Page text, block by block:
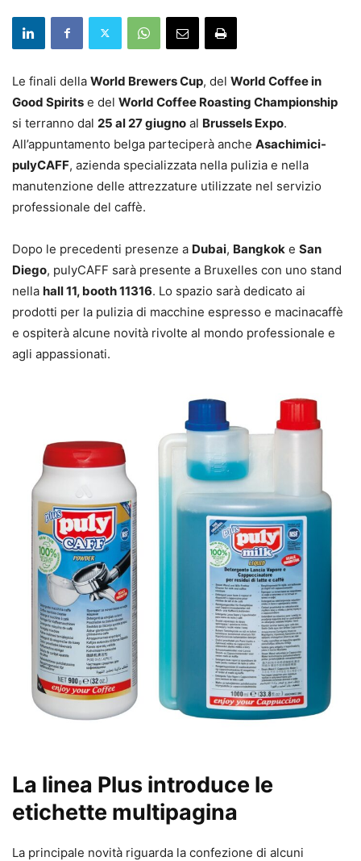
Le finali della World Brewers Cup, del World Coffee in
Good Spirits e del World Coffee Roasting Championship
si terranno dal 25 al 27 giugno al Brussels Expo.
All’appuntamento belga parteciperà anche Asachimici-
pulyCAFF, azienda specializzata nella pulizia e nella
manutenzione delle attrezzature utilizzate nel servizio
professionale del caffè.
Dopo le precedenti presenze a Dubai, Bangkok e San
Diego, pulyCAFF sarà presente a Bruxelles con uno stand
nella hall 11, booth 11316. Lo spazio sarà dedicato ai
prodotti per la pulizia di macchine espresso e macinacaffè
e ospiterà alcune novità rivolte al mondo professionale e
agli appassionati.
La linea Plus introduce le
etichette multipagina
La principale novità riguarda la confezione di alcuni